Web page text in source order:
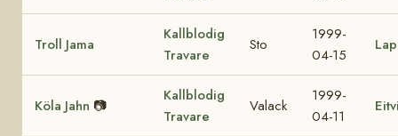
Troll Jama
Kallblodig
Travare
Sto
1999-
04-15
Köla Jahn 📷
Kallblodig
Travare
Valack
1999-
04-11